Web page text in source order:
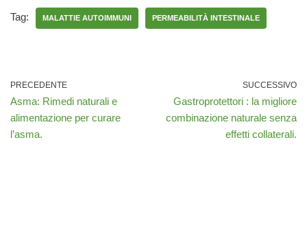
Tag: MALATTIE AUTOIMMUNI PERMEABILITÀ INTESTINALE
PRECEDENTE
Asma: Rimedi naturali e
alimentazione per curare
l’asma.
SUCCESSIVO
Gastroprotettori : la migliore
combinazione naturale senza
effetti collaterali.